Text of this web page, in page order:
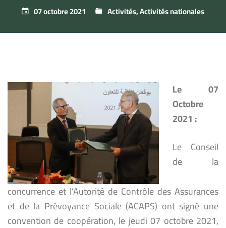
07 octobre 2021 Activités,Activités nationales
Le 07
Octobre
2021 :
Le Conseil
de la
concurrence et l’Autorité de Contrôle des Assurances
et de la Prévoyance Sociale (ACAPS) ont signé une
convention de coopération, le jeudi 07 octobre 2021,